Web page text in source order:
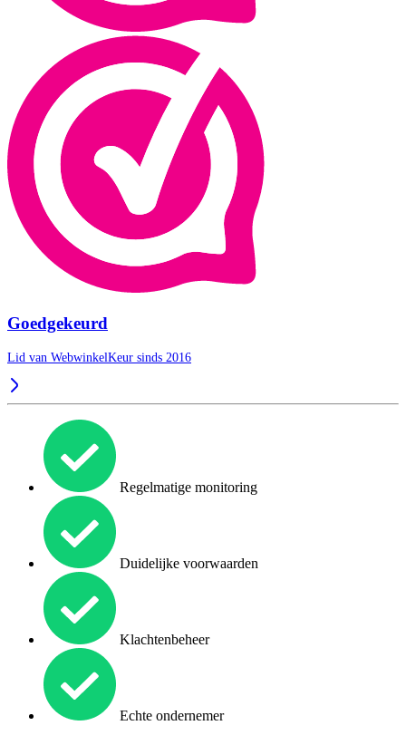
Goedgekeurd
Lid van WebwinkelKeur sinds 2016
Regelmatige monitoring
Duidelijke voorwaarden
Klachtenbeheer
Echte ondernemer